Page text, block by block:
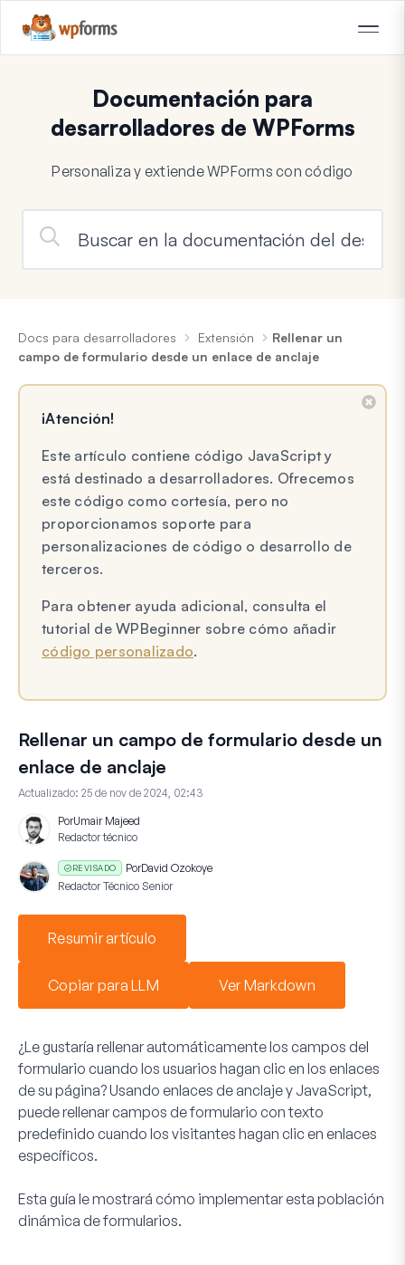
Documentación para
desarrolladores de WPForms
Personaliza y extiende WPForms con código
Docs para desarrolladores Extensión
Rellenar un
campo de formulario desde un enlace de anclaje
¡Atención!
Este artículo contiene código JavaScript y
está destinado a desarrolladores. Ofrecemos
este código como cortesía, pero no
proporcionamos soporte para
personalizaciones de código o desarrollo de
terceros.
Para obtener ayuda adicional, consulta el
tutorial de WPBeginner sobre cómo añadir
código personalizado.
Rellenar un campo de formulario desde un
enlace de anclaje
Actualizado: 25 de nov de 2024, 02:43
PorUmair Majeed
Redactor técnico
REVISADO PorDavid Ozokoye
Redactor Técnico Senior
Resumir artículo
Copiar para LLM Ver Markdown
¿Le gustaría rellenar automáticamente los campos del
formulario cuando los usuarios hagan clic en los enlaces
de su página? Usando enlaces de anclaje y JavaScript,
puede rellenar campos de formulario con texto
predefinido cuando los visitantes hagan clic en enlaces
específicos.
Esta guía le mostrará cómo implementar esta población
dinámica de formularios.